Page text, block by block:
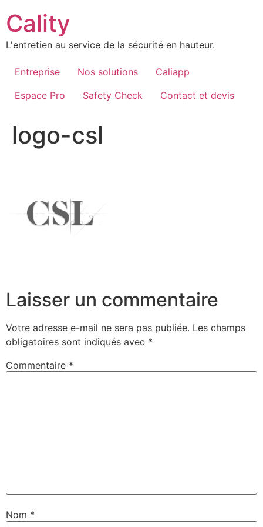
au
contenu
Cality
L'entretien au service de la sécurité en hauteur.
Entreprise Nos solutions
Caliapp
Espace Pro
Safety Check Contact et devis
logo-csl
Laisser un commentaire
Votre adresse e-mail ne sera pas publiée. Les champs
obligatoires sont indiqués avec *
Commentaire *
Nom *